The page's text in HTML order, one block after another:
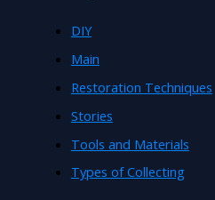
DIY
Main
Restoration Techniques
Stories
Tools and Materials
Types of Collecting